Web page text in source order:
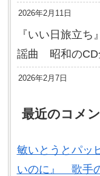
2026年2月11日
『いい日旅立
謡曲 昭和の
2026年2月7日
最近のコメ
敏いとうとパ
いのに』 歌手